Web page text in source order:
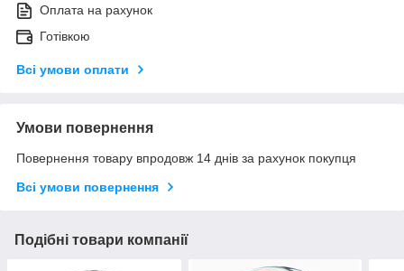
Оплата на рахунок
Готівкою
Всі умови оплати
Умови повернення
Повернення товару впродовж 14 днів за рахунок покупця
Всі умови повернення
Подібні товари компанії